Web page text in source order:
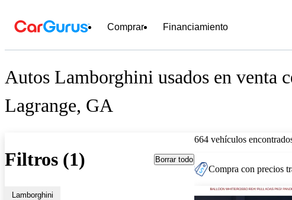
Comprar Financiamiento
Autos Lamborghini usados en venta
Lagrange, GA
Filtros (1) Borrar todo
Lamborghini
664 vehículos
Compra con precios